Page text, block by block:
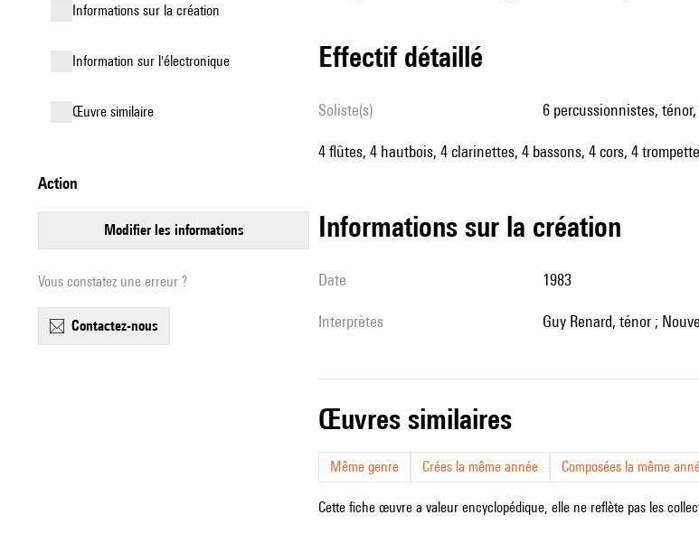
informations sur la création
Information sur l'électronique
œuvre similaire
action
modifier les informations
Vous constatez une erreur ?
contactez-nous
effectif détaillé
Soliste(s) 6 percussionnistes,
4 flûtes, 4 hautbois, 4 clarinettes, 4 bassons, 4 cors, 4
informations sur la création
date 1983
interprètes Guy Renard, ténor ;
œuvres similaires
Même genre Crées la même année Composées la même
Cette fiche œuvre a valeur encyclopédique, elle ne reflète pas les